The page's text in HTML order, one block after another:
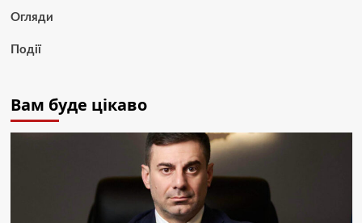
Огляди
Події
Вам буде цікаво